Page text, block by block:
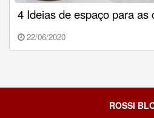
4 Ideias de espaço para as
22/06/2020
ROSSI